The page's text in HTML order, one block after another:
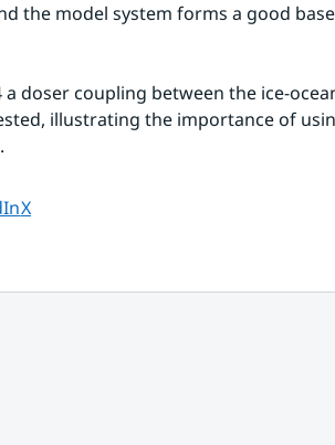
the model system forms a good
doser coupling between the ice-
illustrating the importance of
på
Dela sidan på
X